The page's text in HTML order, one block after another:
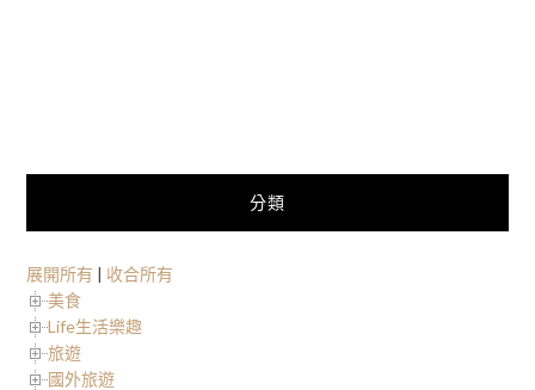
分類
展開所有 | 收合所有
美食
Life生活樂趣
旅遊
國外旅遊